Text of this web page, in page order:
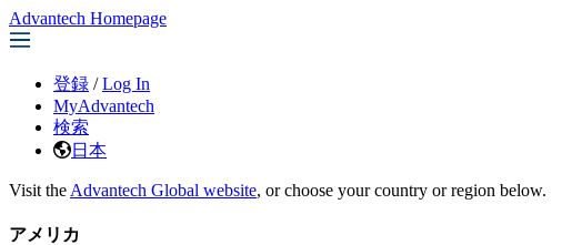
Advantech Homepage
登録 / Log In
MyAdvantech
検索
日本
Visit the Advantech Global website, or choose your country or region below.
アメリカ